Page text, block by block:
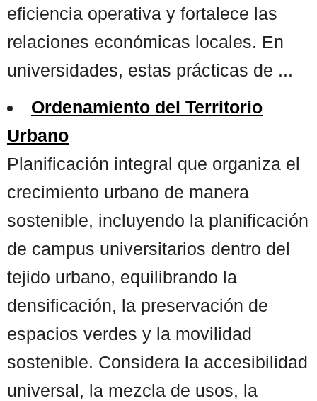
eficiencia operativa y fortalece las
relaciones económicas locales. En
universidades, estas prácticas de ...
Ordenamiento del Territorio
Urbano
Planificación integral que organiza el
crecimiento urbano de manera
sostenible, incluyendo la planificación
de campus universitarios dentro del
tejido urbano, equilibrando la
densificación, la preservación de
espacios verdes y la movilidad
sostenible. Considera la accesibilidad
universal, la mezcla de usos, la